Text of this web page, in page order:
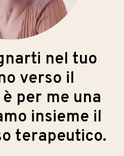
nel tuo
verso il
per me una
insieme il
terapeutico.